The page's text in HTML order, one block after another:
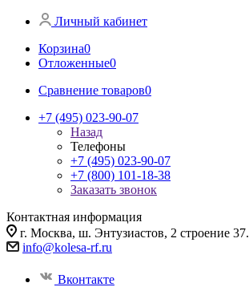
Личный кабинет
Корзина0
Отложенные0
Сравнение товаров0
+7 (495) 023-90-07
Назад
Телефоны
+7 (495) 023-90-07
+7 (800) 101-18-38
Заказать звонок
Контактная информация
г. Москва, ш. Энтузиастов, 2 строение 37.
info@kolesa-rf.ru
Вконтакте